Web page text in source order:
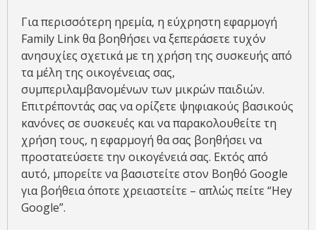
Για περισσότερη ηρεμία, η εύχρηστη εφαρμογή
Family Link θα βοηθήσει να ξεπεράσετε τυχόν
ανησυχίες σχετικά με τη χρήση της συσκευής από
τα μέλη της οικογένειας σας,
συμπεριλαμβανομένων των μικρών παιδιών.
Επιτρέποντάς σας να ορίζετε ψηφιακούς βασικούς
κανόνες σε συσκευές και να παρακολουθείτε τη
χρήση τους, η εφαρμογή θα σας βοηθήσει να
προστατεύσετε την οικογένειά σας. Εκτός από
αυτό, μπορείτε να βασιστείτε στον Βοηθό Google
για βοήθεια όποτε χρειαστείτε – απλώς πείτε “Hey
Google”.